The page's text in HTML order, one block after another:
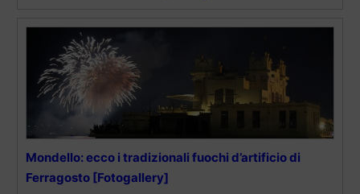
Mondello: ecco i tradizionali fuochi d’artificio di
Ferragosto [Fotogallery]